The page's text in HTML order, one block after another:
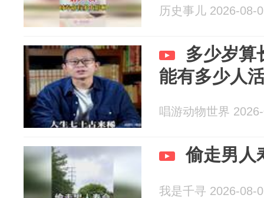
历史事儿 2026-08-
多少岁算
能有多少人
唱游动物世界
偷走男人
我是千寻 2026-08-